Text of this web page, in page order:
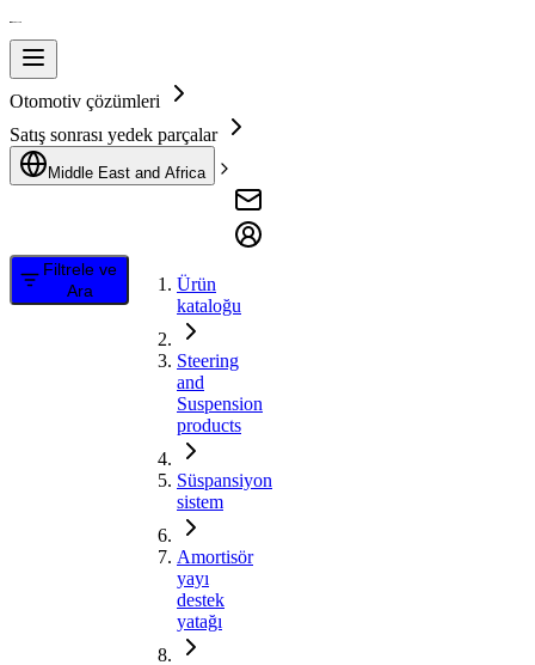
Otomotiv çözümleri
Satış sonrası yedek parçalar
Middle East and Africa
Filtrele ve
Ara
Ürün
kataloğu
Steering
and
Suspension
products
Süspansiyon
sistem
Amortisör
yayı
destek
yatağı